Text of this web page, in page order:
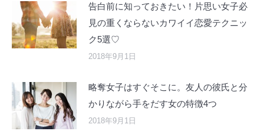
告白前に知っておきたい！片思い女子必
見の重くならないカワイイ恋愛テクニッ
ク5選♡
2018年9月1日
略奪女子はすぐそこに。友人の彼氏と分
かりながら手をだす女の特徴4つ
2018年9月1日